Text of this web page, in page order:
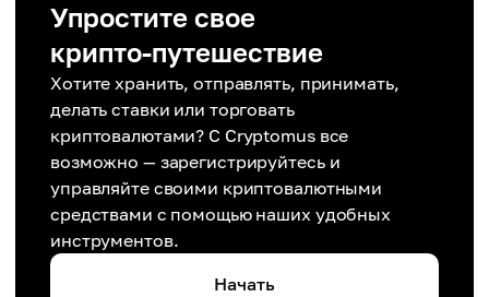
Упростите свое
крипто-путешествие
Хотите хранить, отправлять, принимать,
делать ставки или торговать
криптовалютами? С Cryptomus все
возможно — зарегистрируйтесь и
управляйте своими криптовалютными
средствами с помощью наших удобных
инструментов.
Начать